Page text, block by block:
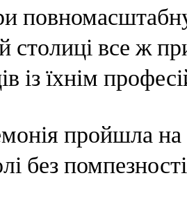
столиці все ж
із їхнім
пройшла на
без